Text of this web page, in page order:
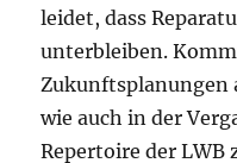
leidet, dass
unterbleiben.
Zukunftsplanungen
wie auch in der
Repertoire der LWB